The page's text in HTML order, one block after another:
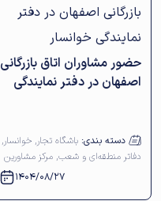
حضور مشاوران اتاق بازرگانی
اصفهان در دفتر نمایندگی
دسته بندی: باشگاه تجار, خوانسار,
دفاتر منطقه‌ای و شعب, مرکز مشاورین
1404/08/27